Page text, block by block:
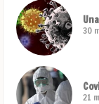
30
21